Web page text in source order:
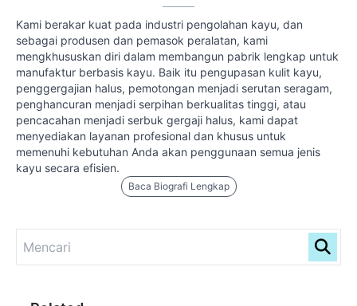
Kami berakar kuat pada industri pengolahan kayu, dan
sebagai produsen dan pemasok peralatan, kami
mengkhususkan diri dalam membangun pabrik lengkap untuk
manufaktur berbasis kayu. Baik itu pengupasan kulit kayu,
penggergajian halus, pemotongan menjadi serutan seragam,
penghancuran menjadi serpihan berkualitas tinggi, atau
pencacahan menjadi serbuk gergaji halus, kami dapat
menyediakan layanan profesional dan khusus untuk
memenuhi kebutuhan Anda akan penggunaan semua jenis
kayu secara efisien.
Baca Biografi Lengkap